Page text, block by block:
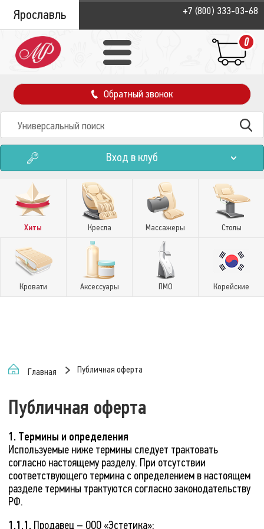
Ярославль +7 (800) 333-03-68
0
Обратный звонок
Вход в клуб
Хиты Кресла Массажеры Столы
Кровати Аксессуары ПМО Корейские
Главная Публичная оферта
Публичная оферта
1. Термины и определения
Используемые ниже термины следует трактовать
согласно настоящему разделу. При отсутствии
соответствующего термина с определением в настоящем
разделе термины трактуются согласно законодательству
РФ.
1.1.1. Продавец – ООО «Эстетика»;